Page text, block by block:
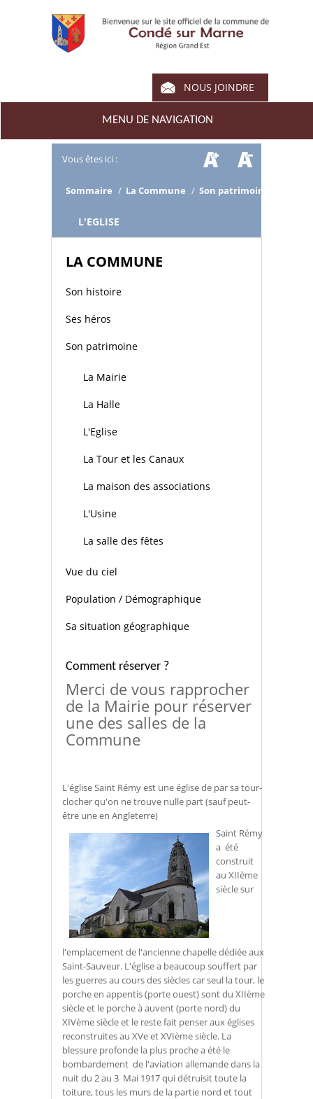
NOUS JOINDRE
MENU DE NAVIGATION
Vous êtes ici :
Sommaire / La Commune / Son patrimoine
L'EGLISE
LA COMMUNE
Son histoire
Ses héros
Son patrimoine
La Mairie
La Halle
L'Eglise
La Tour et les Canaux
La maison des associations
L'Usine
La salle des fêtes
Vue du ciel
Population / Démographique
Sa situation géographique
Comment réserver ?
Merci de vous rapprocher
de la Mairie pour réserver
une des salles de la
Commune
L'église Saint Rémy est une église de par sa tour-
clocher qu'on ne trouve nulle part (sauf peut-
être une en Angleterre)
Saint Rémy
a été
construit
au XIIème
siècle sur
l'emplacement de l'ancienne chapelle dédiée aux
Saint-Sauveur. L'église a beaucoup souffert par
les guerres au cours des siècles car seul la tour, le
porche en appentis (porte ouest) sont du XIIème
siècle et le porche à auvent (porte nord) du
XIVème siècle et le reste fait penser aux églises
reconstruites au XVe et XVIème siècle. La
blessure profonde la plus proche a été le
bombardement de l'aviation allemande dans la
nuit du 2 au 3 Mai 1917 qui détruisit toute la
toiture, tous les murs de la partie nord et tout